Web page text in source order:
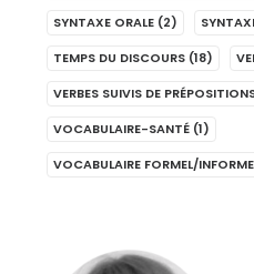
SYNTAXE ORALE (2)
TEMPS DU DISCOURS (18)
VERBES SUIVIS DE
VOCABULAIRE-SANTÉ (1)
VOCABULAIRE FORMEL/